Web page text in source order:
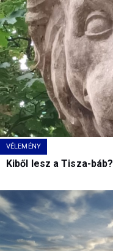
VÉLEMÉNY
Kiből lesz a Tisza-báb?